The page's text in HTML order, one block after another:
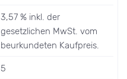
3,57 % inkl. der
gesetzlichen MwSt. vom
beurkundeten Kaufpreis.
5